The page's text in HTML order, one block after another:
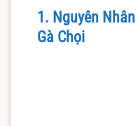
1. Nguyên
Gà Chọi